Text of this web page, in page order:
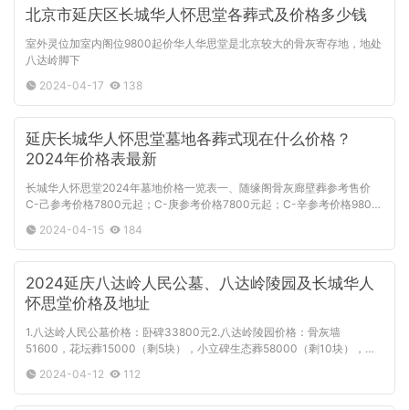
北京市延庆区长城华人怀思堂各葬式及价格多少钱
室外灵位加室内阁位9800起价华人华思堂是北京较大的骨灰寄存地，地处
八达岭脚下
2024-04-17
138
延庆长城华人怀思堂墓地各葬式现在什么价格？
2024年价格表最新
长城华人怀思堂2024年墓地价格一览表一、随缘阁骨灰廊壁葬参考售价
C-己参考价格7800元起；C-庚参考价格7800元起；C-辛参考价格9800
位（塔位）参考价格
2024-04-15 184
2024延庆八达岭人民公墓、八达岭陵园及长城华人
怀思堂价格及地址
1.八达岭人民公墓价格：卧碑33800元2.八达岭陵园价格：骨灰墙
51600，花坛葬15000（剩5块），小立碑生态葬58000（剩10块），
价格：室内格位5800元起，立碑3680
2024-04-12 112